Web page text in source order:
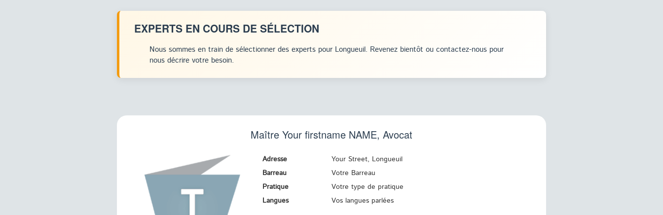
EXPERTS EN COURS DE SÉLECTION
Nous sommes en train de sélectionner des experts pour Longueuil. Revenez bientôt ou contactez-nous pour
nous décrire votre besoin.
Maître Your firstname NAME, Avocat
Adresse
Your Street, Longueuil
Barreau
Votre Barreau
Pratique
Votre type de pratique
Langues
Vos langues parlées